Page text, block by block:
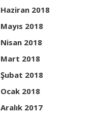
Haziran 2018
Mayıs 2018
Nisan 2018
Mart 2018
Şubat 2018
Ocak 2018
Aralık 2017